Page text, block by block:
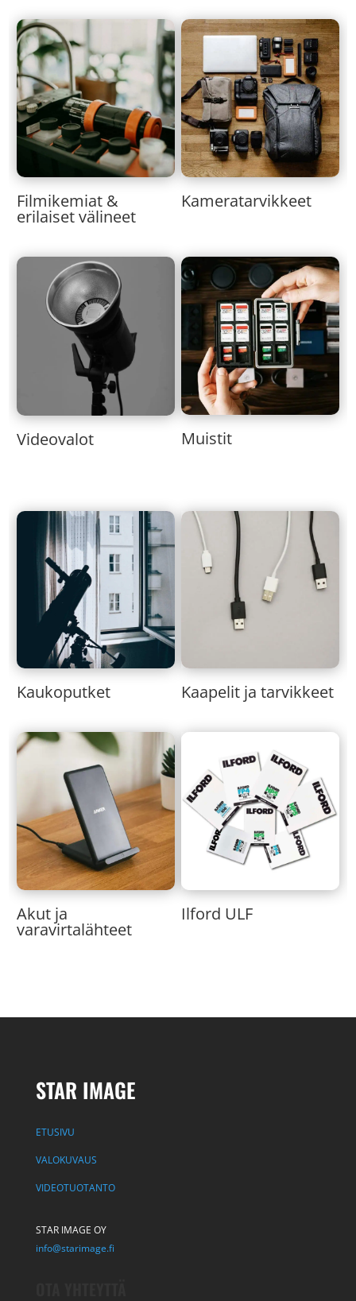
Filmikemiat &
erilaiset välineet
Kameratarvikkeet
Videovalot Muistit
Kaukoputket Kaapelit ja tarvikkeet
Akut ja
varavirtalähteet
Ilford ULF
STAR IMAGE
ETUSIVU
VALOKUVAUS
VIDEOTUOTANTO
STAR IMAGE OY
info@starimage.fi